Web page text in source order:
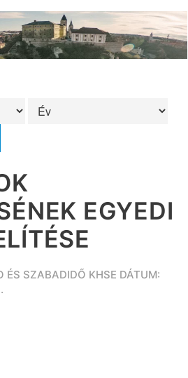
EGYEDI
ÉS SZABADIDŐ KHSE DÁTUM: